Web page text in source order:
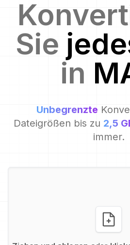
Sie
in
Unbegrenzte
Dateigrößen bis zu 2,5
immer.